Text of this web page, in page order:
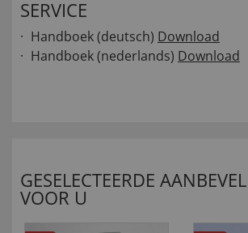
SERVICE
Handboek (deutsch) Download
Handboek (nederlands) Download
GESELECTEERDE
VOOR U